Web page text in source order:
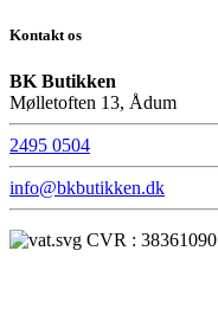
Kontakt os
BK Butikken
Mølletoften 13, Ådum
2495 0504
info@bkbutikken.dk
CVR : 38361090